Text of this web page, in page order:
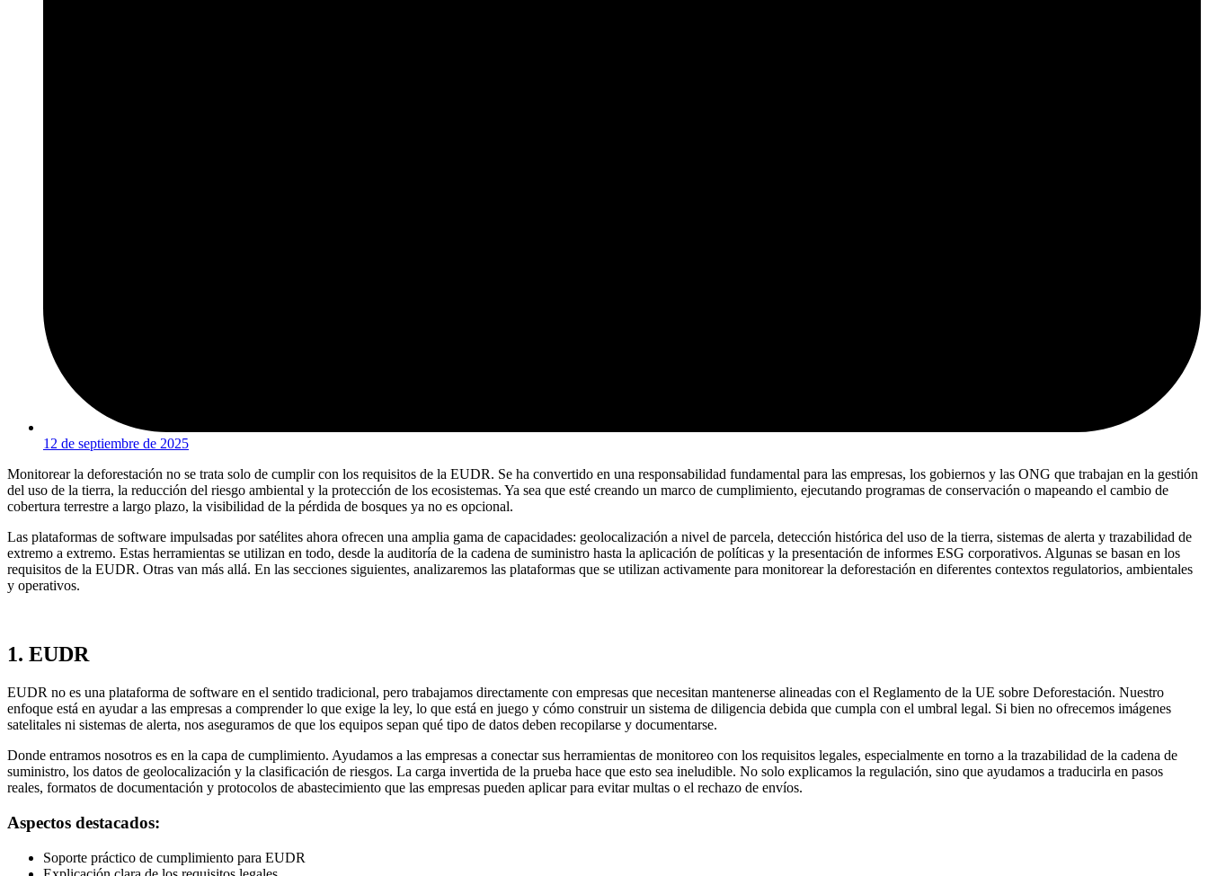
12 de septiembre de 2025
Monitorear la deforestación no se trata solo de cumplir con los requisitos de la EUDR. Se ha convertido en una responsabilidad fundamental para las empresas, los gobiernos y las ONG que trabajan en la gestión
del uso de la tierra, la reducción del riesgo ambiental y la protección de los ecosistemas. Ya sea que esté creando un marco de cumplimiento, ejecutando programas de conservación o mapeando el cambio de
cobertura terrestre a largo plazo, la visibilidad de la pérdida de bosques ya no es opcional.
Las plataformas de software impulsadas por satélites ahora ofrecen una amplia gama de capacidades: geolocalización a nivel de parcela, detección histórica del uso de la tierra, sistemas de alerta y trazabilidad de
extremo a extremo. Estas herramientas se utilizan en todo, desde la auditoría de la cadena de suministro hasta la aplicación de políticas y la presentación de informes ESG corporativos. Algunas se basan en los
requisitos de la EUDR. Otras van más allá. En las secciones siguientes, analizaremos las plataformas que se utilizan activamente para monitorear la deforestación en diferentes contextos regulatorios, ambientales
y operativos.
1. EUDR
EUDR no es una plataforma de software en el sentido tradicional, pero trabajamos directamente con empresas que necesitan mantenerse alineadas con el Reglamento de la UE sobre Deforestación. Nuestro
enfoque está en ayudar a las empresas a comprender lo que exige la ley, lo que está en juego y cómo construir un sistema de diligencia debida que cumpla con el umbral legal. Si bien no ofrecemos imágenes
satelitales ni sistemas de alerta, nos aseguramos de que los equipos sepan qué tipo de datos deben recopilarse y documentarse.
Donde entramos nosotros es en la capa de cumplimiento. Ayudamos a las empresas a conectar sus herramientas de monitoreo con los requisitos legales, especialmente en torno a la trazabilidad de la cadena de
suministro, los datos de geolocalización y la clasificación de riesgos. La carga invertida de la prueba hace que esto sea ineludible. No solo explicamos la regulación, sino que ayudamos a traducirla en pasos
reales, formatos de documentación y protocolos de abastecimiento que las empresas pueden aplicar para evitar multas o el rechazo de envíos.
Aspectos destacados:
Soporte práctico de cumplimiento para EUDR